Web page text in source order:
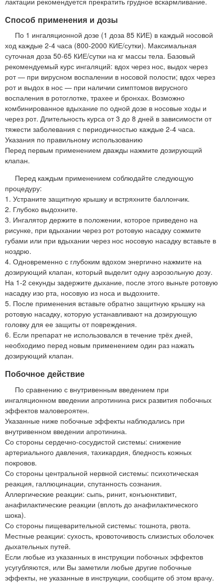
Способ применения и дозы
По 1 ингаляционной дозе (1 доза 85 КИЕ) в каждый носовой
ход каждые 2-4 часа (800-2000 КИЕ/сутки). Максимальная
суточная доза 50-65 КИЕ/сутки на кг массы тела. Базовый
рекомендуемый курс ингаляций: вдох через нос, выдох через
рот — при вирусном воспалении в носовой полости; вдох через
рот и выдох в нос — при наличии симптомов вирусного
воспаления в ротоглотке, трахее и бронхах. Возможно
комбинированное вдыхание по одной дозе в носовые ходы и
через рот. Длительность курса от 3 до 8 дней в зависимости от
тяжести заболевания с периодичностью каждые 2-4 часа.
Указания по правильному использованию
Перед первым применением дважды нажмите дозирующий
клапан.
Перед каждым применением соблюдайте следующую
процедуру:
1. Устраните защитную крышку и встряхните баллончик.
2. Глубоко выдохните.
3. Ингалятор держите в положении, которое приведено на
рисунке, при вдыхании через рот ротовую насадку сожмите
губами или при вдыхании через нос носовую насадку вставьте в
ноздрю.
4. Одновременно с глубоким вдохом энергично нажмите на
дозирующий клапан, который выделит одну аэрозольную дозу.
На 1-2 секунды задержите дыхание, после этого выньте ротовую
насадку изо рта, носовую из носа и выдохните.
5. После применения вставьте обратно защитную крышку на
ротовую насадку, которую устанавливают на дозирующую
головку для ее защиты от повреждения.
6. Если препарат не использовался в течение трёх дней,
необходимо перед новым применением один раз нажать
дозирующий клапан.
Побочное действие
По сравнению с внутривенным введением при
ингаляционном введении апротинина риск развития побочных
эффектов маловероятен.
Указанные ниже побочные эффекты наблюдались при
внутривенном введении апротинина.
Со стороны сердечно-сосудистой системы: снижение
артериального давления, тахикардия, бледность кожных
покровов.
Со стороны центральной нервной системы: психотическая
реакция, галлюцинации, спутанность сознания.
Аллергические реакции: сыпь, ринит, конъюнктивит,
анафилактические реакции (вплоть до анафилактического
шока).
Со стороны пищеварительной системы: тошнота, рвота.
Местные реакции: сухость, кровоточивость слизистых оболочек
дыхательных путей.
Если любые из указанных в инструкции побочных эффектов
усугубляются, или Вы заметили любые другие побочные
эффекты, не указанные в инструкции, сообщите об этом врачу.